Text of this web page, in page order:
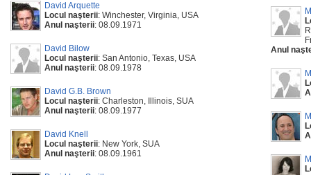
David Arquette
Locul naşterii: Winchester, Virginia, USA
Anul naşterii: 08.09.1971
David Bilow
Locul naşterii: San Antonio, Texas, USA
Anul naşterii: 08.09.1978
David G.B. Brown
Locul naşterii: Charleston, Illinois, SUA
Anul naşterii: 08.09.1977
David Knell
Locul naşterii: New York, SUA
Anul naşterii: 08.09.1961
Anul